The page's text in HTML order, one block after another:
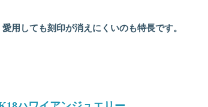
用しても刻印が消えにくいのも特長です。